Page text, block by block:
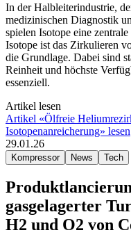
In der Halbleiterindustrie,
medizinischen Diagnostik
spielen Isotope eine
Isotope ist das Zirkulieren
die Grundlage. Dabei sind
Reinheit und höchste
essenziell.
Artikel lesen
Artikel «Ölfreie
Isotopenanreicherung» lesen
29.01.26
Kompressor News Tech
gasgelagerter
H2 und O2 von